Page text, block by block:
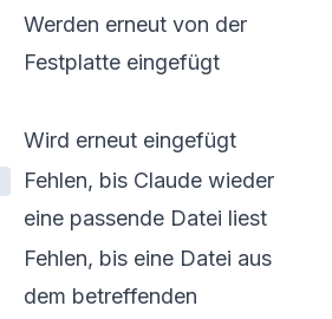
Werden erneut von der
Festplatte eingefügt
Wird erneut eingefügt
Fehlen, bis Claude wieder
eine passende Datei liest
Fehlen, bis eine Datei aus
dem betreffenden